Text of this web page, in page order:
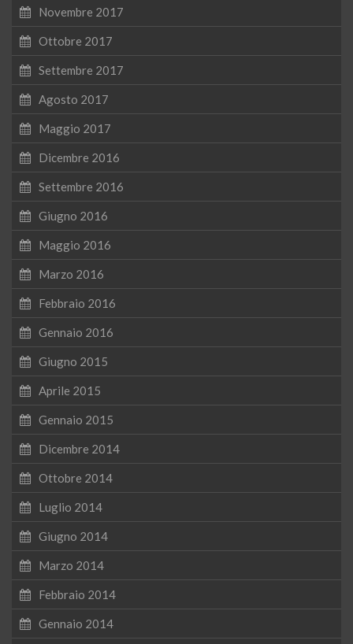
Novembre 2017
Ottobre 2017
Settembre 2017
Agosto 2017
Maggio 2017
Dicembre 2016
Settembre 2016
Giugno 2016
Maggio 2016
Marzo 2016
Febbraio 2016
Gennaio 2016
Giugno 2015
Aprile 2015
Gennaio 2015
Dicembre 2014
Ottobre 2014
Luglio 2014
Giugno 2014
Marzo 2014
Febbraio 2014
Gennaio 2014